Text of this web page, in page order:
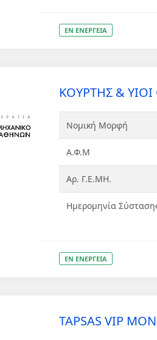
ΕΝ ΕΝΕΡΓΕΙΑ
ΚΟΥΡΤΗΣ & ΥΙΟΙ
Νομική Μορφή
Α.Φ.Μ
Αρ. Γ.Ε.ΜΗ.
Ημερομηνία
ΕΝ ΕΝΕΡΓΕΙΑ
TAPSAS VIP